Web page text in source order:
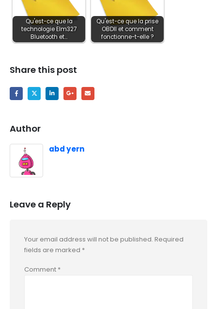
Qu'est-ce que la
technologie Elm327
Bluetooth et…
Qu'est-ce que la prise
OBDII et comment
fonctionne-t-elle ?
Share this post
Author
abd yern
Leave a Reply
Your email address will not be published. Required
fields are marked *
Comment *